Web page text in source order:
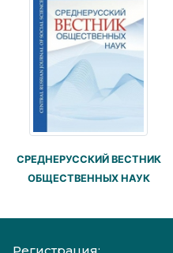
СРЕДНЕРУССКИЙ ВЕСТНИК
ОБЩЕСТВЕННЫХ НАУК